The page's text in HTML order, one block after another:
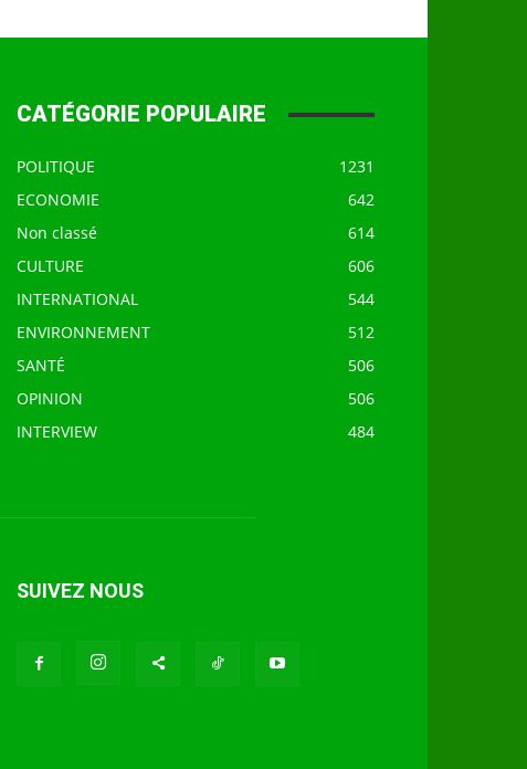
CATÉGORIE POPULAIRE
POLITIQUE
1231
ECONOMIE
642
Non classé
614
CULTURE
606
INTERNATIONAL
544
ENVIRONNEMENT
512
SANTÉ
506
OPINION
506
INTERVIEW
484
SUIVEZ NOUS